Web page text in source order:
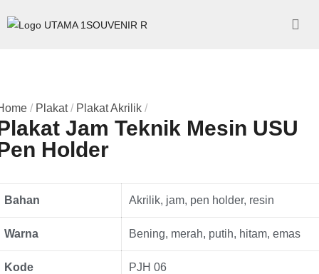
/ Plakat/ Plakat Akrilik /
Jam Teknik Mesin USU
Holder
Bahan Akrilik, jam, pen holder, resin
Warna Bening, merah, putih, hitam, emas
Kode PJH 06